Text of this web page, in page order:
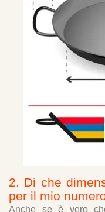
2. Di che
per il mio
Anche se è vero